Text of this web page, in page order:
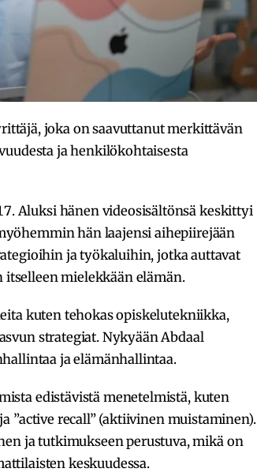
joka on saavuttanut merkittävän
ja henkilökohtaisesta
Aluksi hänen videosisältönsä keskittyi
hän laajensi aihepiirejään
ja työkaluihin, jotka auttavat
mielekkään elämän.
kuten tehokas opiskelutekniikka,
strategiat. Nykyään Abdaal
ja elämänhallintaa.
edistävistä menetelmistä, kuten
”active recall” (aktiivinen muistaminen).
ja tutkimukseen perustuva, mikä on
keskuudessa.